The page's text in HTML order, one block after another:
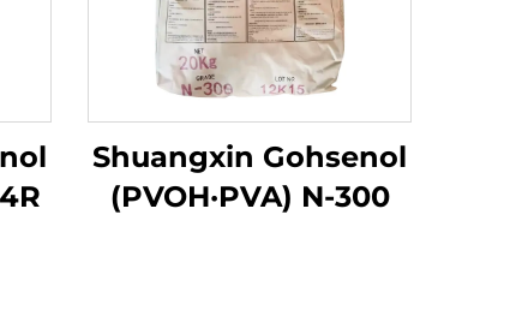
Shuangxin Gohsenol
(PVOH·PVA) N-300